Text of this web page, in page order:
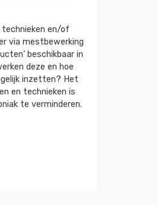
technieken en/of
via mestbewerking
beschikbaar in
deze en hoe
inzetten? Het
en technieken is
te verminderen.